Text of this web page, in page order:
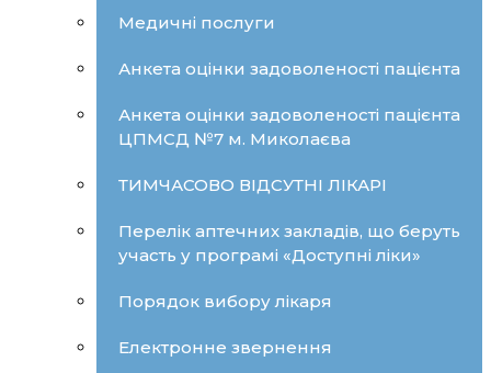
Медичні послуги
Анкета оцінки задоволеності пацієнта
Анкета оцінки задоволеності пацієнта
ЦПМСД №7 м. Миколаєва
ТИМЧАСОВО ВІДСУТНІ ЛІКАРІ
Перелік аптечних закладів, що беруть
участь у програмі «Доступні ліки»
Порядок вибору лікаря
Електронне звернення